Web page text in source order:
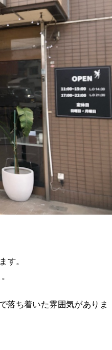
す。
落ち着いた雰囲気がありま